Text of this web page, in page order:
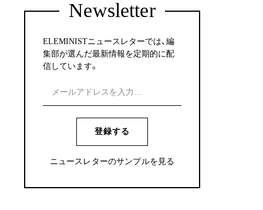
Newsletter
ELEMINISTニュースレターでは、編
集部が選んだ最新情報を定期的に配
信しています。
登録する
ニュースレターのサンプルを見る